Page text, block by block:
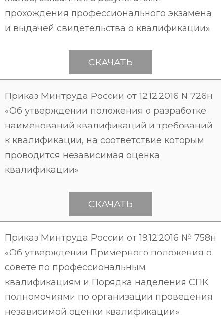
прохождения профессионального экзамена
и выдачей свидетельства о квалификации»
СКАЧАТЬ
Приказ Минтруда России от 12.12.2016 N 726н
«Об утверждении положения о разработке
наименований квалификаций и требований
к квалификации, на соответствие которым
проводится независимая оценка
квалификации»
СКАЧАТЬ
Приказ Минтруда России от 19.12.2016 № 758н
«Об утверждении Примерного положения о
совете по профессиональным
квалификациям и Порядка наделения СПК
полномочиями по организации проведения
независимой оценки квалификации»